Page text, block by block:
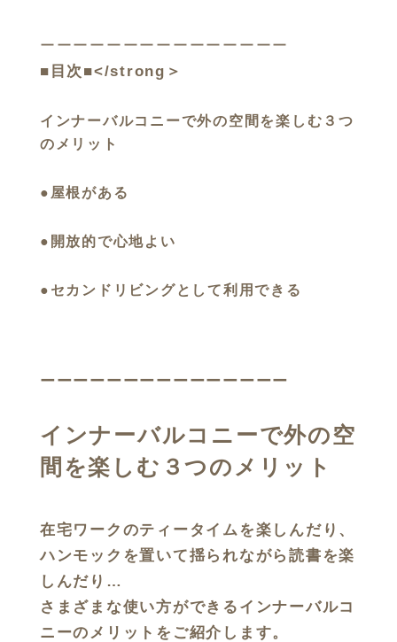
ーーーーーーーーーーーーーーー
■目次■</strong＞
インナーバルコニーで外の空間を楽しむ３つ
のメリット
●屋根がある
●開放的で心地よい
●セカンドリビングとして利用できる
ーーーーーーーーーーーーーーー
インナーバルコニーで外の空
間を楽しむ３つのメリット
在宅ワークのティータイムを楽しんだり、
ハンモックを置いて揺られながら読書を楽
しんだり…
さまざまな使い方ができるインナーバルコ
ニーのメリットをご紹介します。